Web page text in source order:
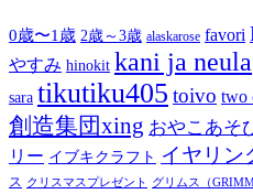
0歳〜1歳 2歳～3歳 alaskarose favori
やすみ hinokit kani ja neula
sara tikutiku405 toivo two
創造集団xing おやこあそ
リー イブキクラフト イヤリン
ス
クリスマスプレゼント グリムス（